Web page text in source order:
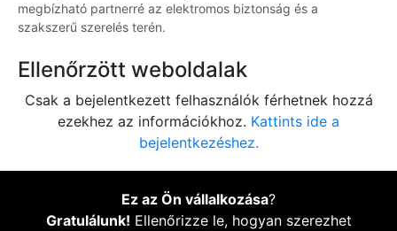
megbízható partnerré az elektromos biztonság és a
szakszerű szerelés terén.
Ellenőrzött weboldalak
Csak a bejelentkezett felhasználók férhetnek hozzá
ezekhez az információkhoz. Kattints ide a
bejelentkezéshez.
Ez az Ön vállalkozása?
Gratulálunk! Ellenőrizze le, hogyan szerezhet